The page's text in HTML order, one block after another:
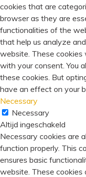
cookies that are
browser as they are
functionalities of the
that help us analyze
website. These cookies
with your consent. You
these cookies. But
have an effect on your
Necessary
Necessary
Altijd ingeschakeld
Necessary cookies are
function properly. This
ensures basic
website. These cookies